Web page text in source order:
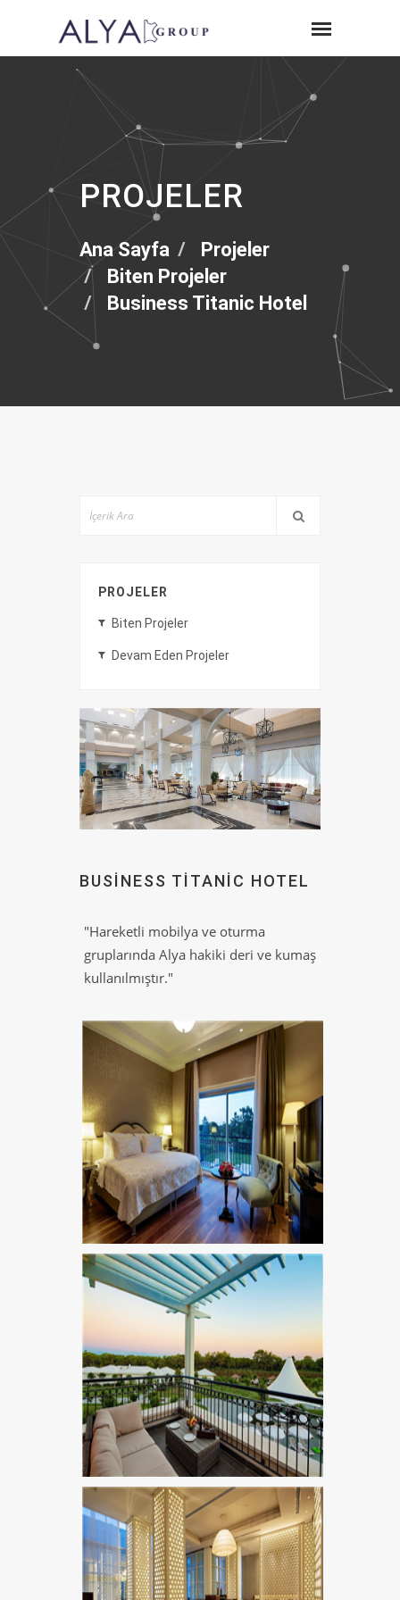
PROJELER
Ana Sayfa
Projeler
Biten Projeler
Business Titanic Hotel
PROJELER
Biten Projeler
Devam Eden Projeler
BUSINESS TITANIC HOTEL
"Hareketli mobilya ve oturma
gruplarında Alya hakiki deri ve kumaş
kullanılmıştır."